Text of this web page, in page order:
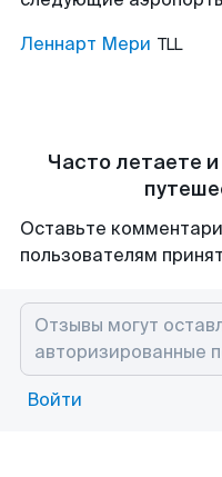
Леннарт Мери TLL
Часто летаете
Оставьте
пользователям
Войти